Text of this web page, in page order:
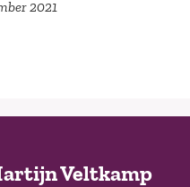
2021
Veltkamp